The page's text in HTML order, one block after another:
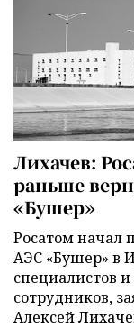
Лихачев:
раньше
«Бушер»
Росатом начал
АЭС «Бушер» в
специалистов
сотрудников,
Алексей